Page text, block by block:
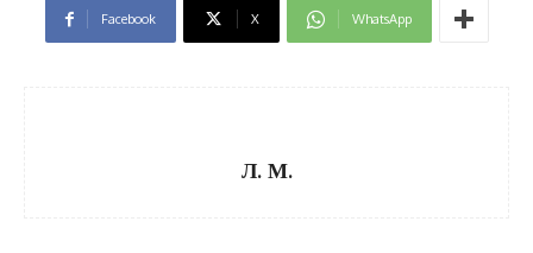
Facebook X WhatsApp
Л. М.